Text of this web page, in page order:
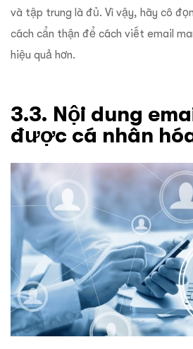
và tập trung là đủ. Vì vậy, hãy cô
cách cẩn thận để cách viết email
hiệu quả hơn.
3.3. Nội dung
được cá nhân